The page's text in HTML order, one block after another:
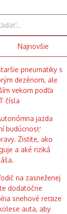
Najnovšie